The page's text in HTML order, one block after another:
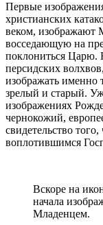
Первые
христианских
веком,
восседающую на
поклониться Царю.
персидских
изображать именно
зрелый и старый.
изображениях
чернокожий,
свидетельство
воплотившимся
Вскоре на
начала
Младенцем.